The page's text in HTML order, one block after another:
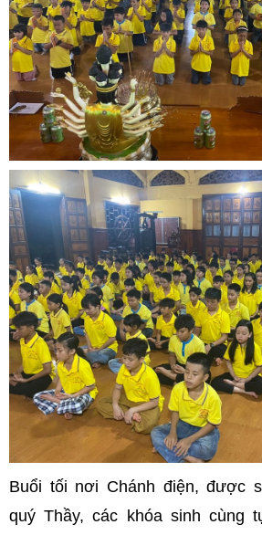
Buổi tối nơi Chánh điện, được
quý Thầy, các khóa sinh cùng